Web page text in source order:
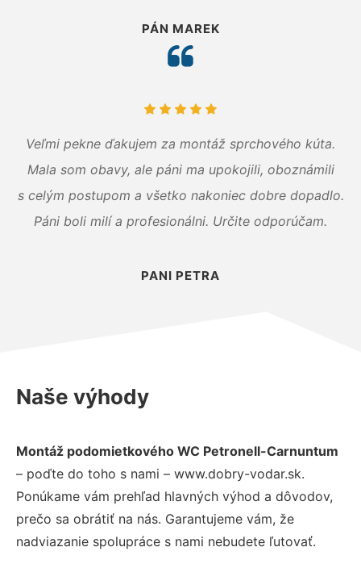
PÁN MAREK
Veľmi pekne ďakujem za montáž sprchového kúta.
Mala som obavy, ale páni ma upokojili, oboznámili
s celým postupom a všetko nakoniec dobre dopadlo.
Páni boli milí a profesionálni. Určite odporúčam.
PANI PETRA
Naše výhody
Montáž podomietkového WC Petronell-Carnuntum
– poďte do toho s nami – www.dobry-vodar.sk.
Ponúkame vám prehľad hlavných výhod a dôvodov,
prečo sa obrátiť na nás. Garantujeme vám, že
nadviazanie spolupráce s nami nebudete ľutovať.